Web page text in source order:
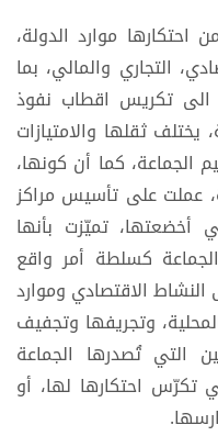
موارد الدولة،
التجاري والمالي، بما
الى تكريس اقطاب نفوذ
ثقلها والامتيازات
الجماعة، كما أن كونها،
عملت على تأسيس مراكز
أخضعتها، تميّزت بأنها
كسلطة أمر واقع
الاقتصادي وموارد
وتجريفها وتجفيف
التي تُصدرها الجماعة
تكرّس احتكارها لها، أو